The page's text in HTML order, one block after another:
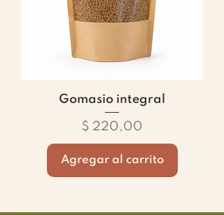
Gomasio integral
Precio
$ 220,00
Agregar al carrito